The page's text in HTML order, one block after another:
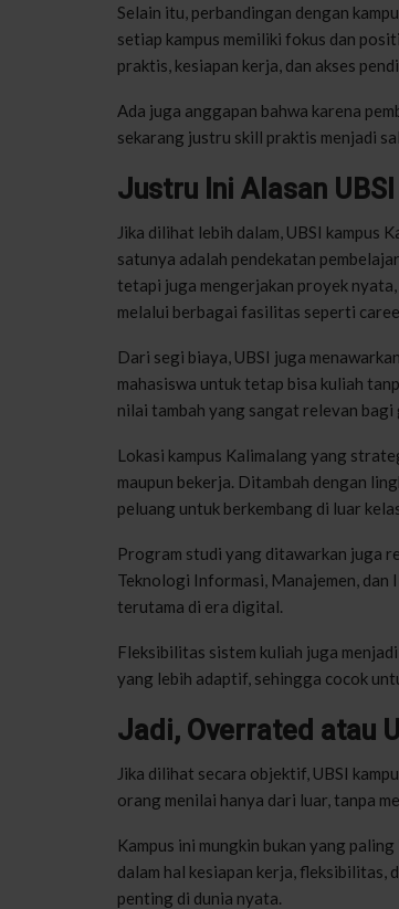
Selain itu, perbandingan dengan
setiap kampus memiliki fokus dan
praktis, kesiapan kerja, dan akses
Ada juga anggapan bahwa karena
sekarang justru skill praktis menjadi
Justru Ini Alasan
Jika dilihat lebih dalam, UBSI kampus
satunya adalah pendekatan
tetapi juga mengerjakan proyek
melalui berbagai fasilitas seperti
Dari segi biaya, UBSI juga
mahasiswa untuk tetap bisa kuliah
nilai tambah yang sangat relevan bagi
Lokasi kampus Kalimalang yang
maupun bekerja. Ditambah dengan
peluang untuk berkembang di luar
Program studi yang ditawarkan juga
Teknologi Informasi, Manajemen, dan
terutama di era digital.
Fleksibilitas sistem kuliah juga
yang lebih adaptif, sehingga cocok
Jadi, Overrated atau
Jika dilihat secara objektif, UBSI
orang menilai hanya dari luar, tanpa
Kampus ini mungkin bukan yang
dalam hal kesiapan kerja, fleksibilitas,
penting di dunia nyata.